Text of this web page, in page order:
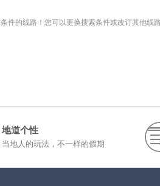
件的线路！您可以更换搜索条件或改订其他线
地道个性
当地人的玩法，不一样的假期